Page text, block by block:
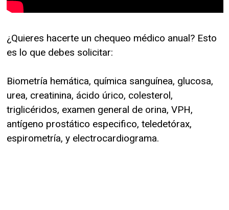
¿Quieres hacerte un chequeo médico anual? Esto
es lo que debes solicitar:
Biometría hemática, química sanguínea, glucosa,
urea, creatinina, ácido úrico, colesterol,
triglicéridos, examen general de orina, VPH,
antígeno prostático especifico, teledetórax,
espirometría, y electrocardiograma.